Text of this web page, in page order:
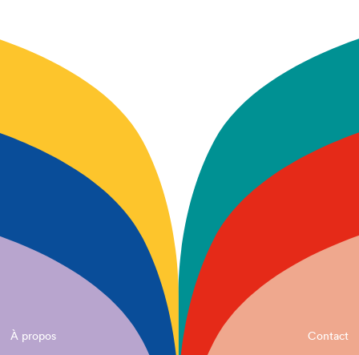
À propos
Contact